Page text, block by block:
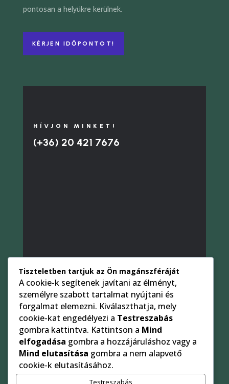
pontosan a helyükre kerülnek.
KÉRJEN IDŐPONTOT!
HÍVJON MINKET!
(+36) 20 421 7676
Tiszteletben tartjuk az Ön magánszféráját
A cookie-k segítenek javítani az élményt,
személyre szabott tartalmat nyújtani és
forgalmat elemezni. Kiválaszthatja, mely
cookie-kat engedélyezi a Testreszabás
gombra kattintva. Kattintson a Mind
elfogadása gombra a hozzájáruláshoz vagy a
Mind elutasítása gombra a nem alapvető
cookie-k elutasításához.
Testreszabás